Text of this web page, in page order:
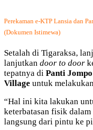
Perekaman e-KTP Lansia dan
(Dokumen Istimewa)
Setalah di Tigaraksa,
lanjutkan door to door
tepatnya di Panti
Village untuk
“Hal ini kita lakukan
keterbatasan fisik
langsung dari pintu ke